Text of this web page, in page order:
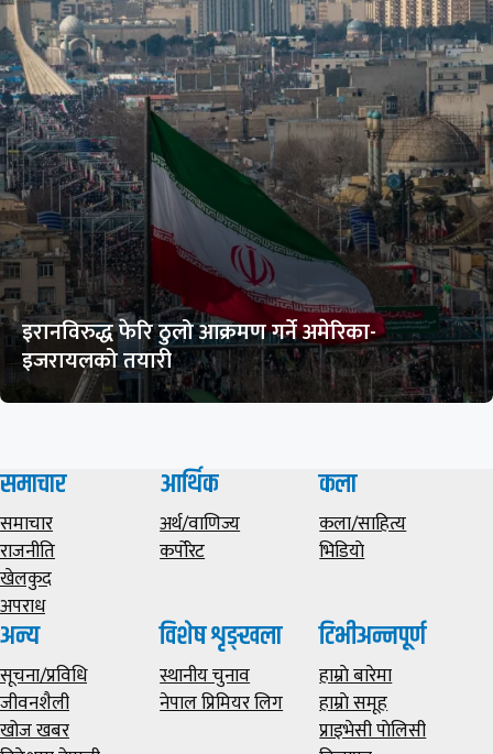
इरानविरुद्ध फेरि ठुलो आक्रमण गर्ने अमेरिका-
इजरायलको तयारी
समाचार
समाचार
राजनीति
खेलकुद
अपराध
आर्थिक
अर्थ/वाणिज्य
कर्पोरेट
कला
कला/साहित्य
भिडियाे
अन्य
सूचना/प्रविधि
जीवनशैली
खोज खबर
विशेष शृङ्खला
स्थानीय चुनाव
नेपाल प्रिमियर लिग
टिभीअन्नपूर्ण
हाम्राे बारेमा
हाम्राे समूह
प्राइभेसी पाेलिसी